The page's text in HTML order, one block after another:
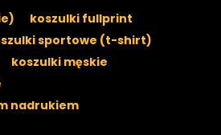
koszulki fullprint
sportowe (t-shirt)
koszulki męskie
nadrukiem